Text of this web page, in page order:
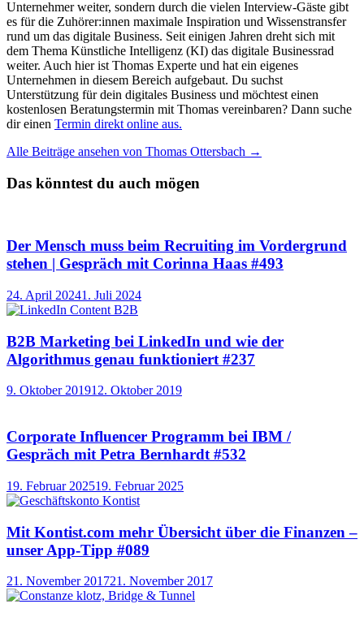
Unternehmer weiter, sondern durch die vielen Interview-Gäste gibt
es für die Zuhörer:innen maximale Inspiration und Wissenstransfer
rund um das digitale Business. Seit einigen Jahren dreht sich mit
dem Thema Künstliche Intelligenz (KI) das digitale Businessrad
weiter. Auch hier ist Thomas Experte und hat ein eigenes
Unternehmen in diesem Bereich aufgebaut. Du suchst
Unterstützung für dein digitales Business und möchtest einen
kostenlosen Beratungstermin mit Thomas vereinbaren? Dann suche
dir einen Termin direkt online aus.
Alle Beiträge ansehen von Thomas Ottersbach →
Das könntest du auch mögen
Der Mensch muss beim Recruiting im Vordergrund
stehen | Gespräch mit Corinna Haas #493
24. April 20241. Juli 2024
B2B Marketing bei LinkedIn und wie der
Algorithmus genau funktioniert #237
9. Oktober 201912. Oktober 2019
Corporate Influencer Programm bei IBM /
Gespräch mit Petra Bernhardt #532
19. Februar 202519. Februar 2025
Mit Kontist.com mehr Übersicht über die Finanzen –
unser App-Tipp #089
21. November 201721. November 2017